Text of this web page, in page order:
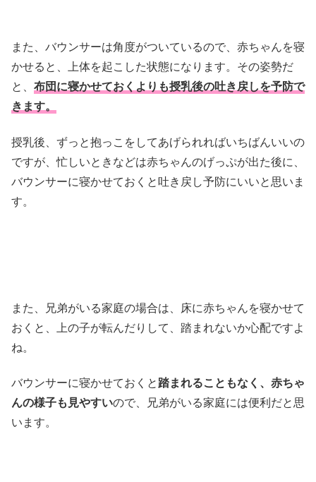
また、バウンサーは角度がついているので、赤ちゃんを寝
かせると、上体を起こした状態になります。その姿勢だ
と、 布団に寝かせておくよりも授乳後の吐き戻しを予防で
きます。
授乳後、ずっと抱っこをしてあげられればいちばんいいの
ですが、忙しいときなどは赤ちゃんのげっぷが出た後に、
バウンサーに寝かせておくと吐き戻し予防にいいと思いま
す。
また、兄弟がいる家庭の場合は、床に赤ちゃんを寝かせて
おくと、上の子が転んだりして、踏まれないか心配ですよ
ね。
バウンサーに寝かせておくと踏まれることもなく、赤ちゃ
んの様子も見やすいので、兄弟がいる家庭には便利だと思
います。